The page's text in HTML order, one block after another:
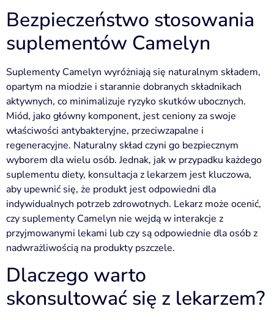
Bezpieczeństwo stosowania
suplementów Camelyn
Suplementy Camelyn wyróżniają się naturalnym składem,
opartym na miodzie i starannie dobranych składnikach
aktywnych, co minimalizuje ryzyko skutków ubocznych.
Miód, jako główny komponent, jest ceniony za swoje
właściwości antybakteryjne, przeciwzapalne i
regeneracyjne. Naturalny skład czyni go bezpiecznym
wyborem dla wielu osób. Jednak, jak w przypadku każdego
suplementu diety, konsultacja z lekarzem jest kluczowa,
aby upewnić się, że produkt jest odpowiedni dla
indywidualnych potrzeb zdrowotnych. Lekarz może ocenić,
czy suplementy Camelyn nie wejdą w interakcje z
przyjmowanymi lekami lub czy są odpowiednie dla osób z
nadwrażliwością na produkty pszczele.
Dlaczego warto
skonsultować się z lekarzem?